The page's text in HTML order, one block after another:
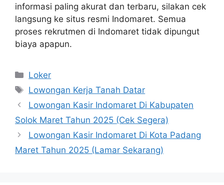
informasi paling akurat dan terbaru, silakan cek
langsung ke situs resmi Indomaret. Semua
proses rekrutmen di Indomaret tidak dipungut
biaya apapun.
Kategori
Loker
Tag
Lowongan Kerja Tanah Datar
Lowongan Kasir Indomaret Di Kabupaten
Solok Maret Tahun 2025 (Cek Segera)
Lowongan Kasir Indomaret Di Kota Padang
Maret Tahun 2025 (Lamar Sekarang)